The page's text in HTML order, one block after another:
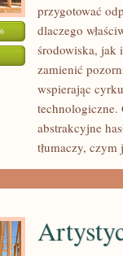
RECYKLING
przygotować
dlaczego
środowiska, jak
zamienić
wspierając
technologiczne.
abstrakcyjne
tłumaczy,